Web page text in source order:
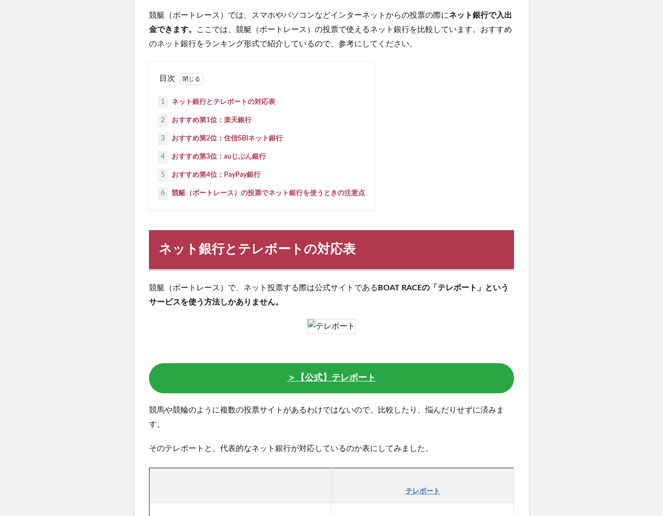
競艇（ボートレース）では、スマホやパソコンなどインターネットからの投票の際にネット銀行で入出
金できます。
ここでは、競艇（ボートレース）の投票で使えるネット銀行を比較しています。おすすめ
のネット銀行をランキング形式で紹介しているので、参考にしてください。
目次
1 ネット銀行とテレボートの対応表
2 おすすめ第1位：楽天銀行
3 おすすめ第2位：住信SBIネット銀行
4 おすすめ第3位：auじぶん銀行
5 おすすめ第4位：PayPay銀行
6 競艇（ボートレース）の投票でネット銀行を使うときの注意点
ネット銀行とテレボートの対応表
競艇（ボートレース）で、ネット投票する際は公式サイトである BOAT RACEの「テレボート」という
サービスを使う方法しかありません。
＞【公式】テレボート
競馬や競輪のように複数の投票サイトがあるわけではないので、比較したり、悩んだりせずに済みま
す。
そのテレボートと、代表的なネット銀行が対応しているのか表にしてみました。
テレボート